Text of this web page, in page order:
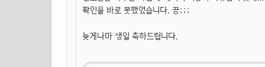
확인을 바로 못했었습니다. 끙;;;
늦게나마 생일 축하드립니다.